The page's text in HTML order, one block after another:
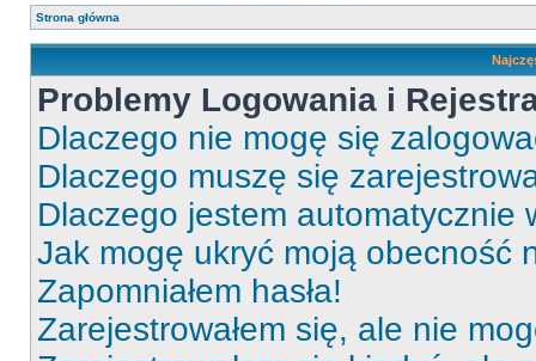
Strona główna
Problemy Logowania i
Dlaczego nie mogę się
Dlaczego muszę się
Dlaczego jestem automatycznie
Jak mogę ukryć moją obecność
Zapomniałem hasła!
Zarejestrowałem się, ale nie